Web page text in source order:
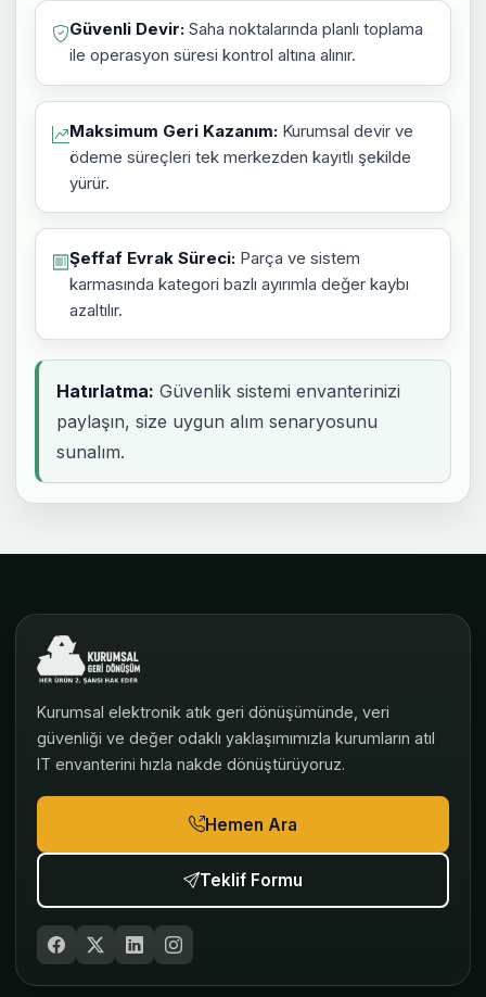
Güvenli Devir: Saha noktalarında planlı toplama
ile operasyon süresi kontrol altına alınır.
Maksimum Geri Kazanım: Kurumsal devir ve
ödeme süreçleri tek merkezden kayıtlı şekilde
yürür.
Şeffaf Evrak Süreci: Parça ve sistem
karmasında kategori bazlı ayırımla değer kaybı
azaltılır.
Hatırlatma: Güvenlik sistemi envanterinizi
paylaşın, size uygun alım senaryosunu
sunalım.
Kurumsal elektronik atık geri dönüşümünde, veri
güvenliği ve değer odaklı yaklaşımımızla kurumların atıl
IT envanterini hızla nakde dönüştürüyoruz.
Hemen Ara
Teklif Formu